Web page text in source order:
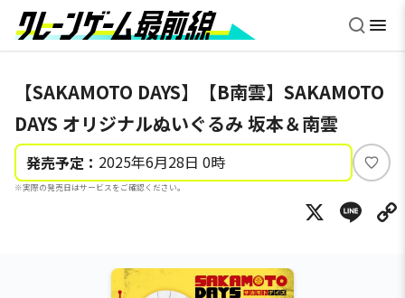
【SAKAMOTO DAYS】【B南雲】SAKAMOTO
DAYS オリジナルぬいぐるみ 坂本＆南雲
発売予定： 2025年6月28日 0時
※実際の発売日はサービスをご確認ください。
い
ね
X